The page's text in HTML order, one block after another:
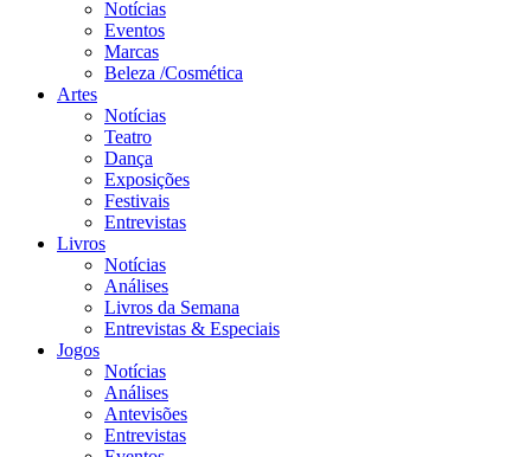
Notícias
Eventos
Marcas
Beleza /Cosmética
Artes
Notícias
Teatro
Dança
Exposições
Festivais
Entrevistas
Livros
Notícias
Análises
Livros da Semana
Entrevistas & Especiais
Jogos
Notícias
Análises
Antevisões
Entrevistas